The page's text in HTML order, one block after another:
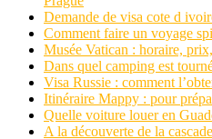
Demande de visa cote d
Comment faire un voyage
Musée Vatican : horaire,
Dans quel camping est
Visa Russie : comment
Itinéraire Mappy : pour
Quelle voiture louer en
A la découverte de la